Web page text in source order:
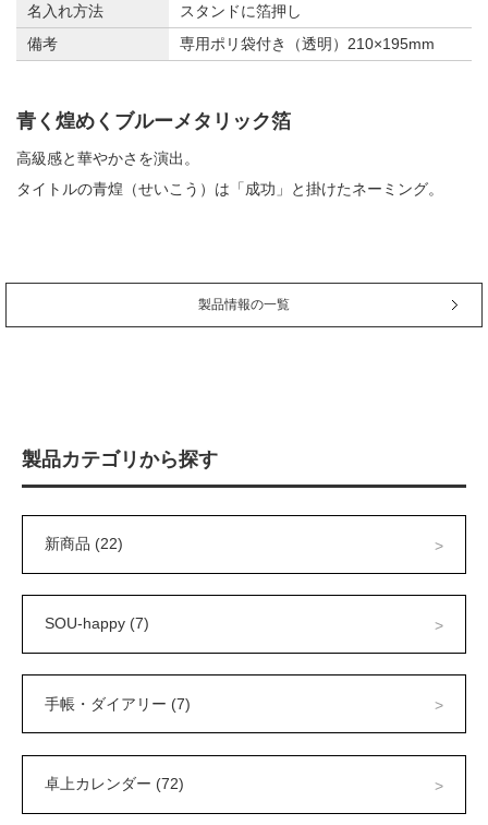
名入れ方法
スタンドに箔押し
備考
専用ポリ袋付き（透明）210×195mm
青く煌めくブルーメタリック箔
高級感と華やかさを演出。
タイトルの青煌（せいこう）は「成功」と掛けたネーミング。
製品情報の一覧
製品カテゴリから探す
新商品 (22)
SOU-happy (7)
手帳・ダイアリー (7)
卓上カレンダー (72)